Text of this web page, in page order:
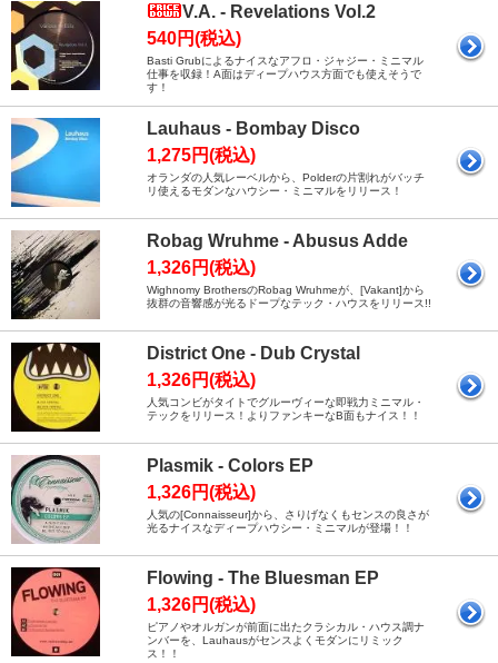
V.A. - Revelations Vol.2
540円(税込)
Basti Grubによるナイスなアフロ・ジャジー・ミニマル
仕事を収録！A面はディープハウス方面でも使えそうで
す！
Lauhaus - Bombay Disco
1,275円(税込)
オランダの人気レーベルから、Polderの片割れがバッチ
リ使えるモダンなハウシー・ミニマルをリリース！
Robag Wruhme - Abusus Adde
1,326円(税込)
Wighnomy BrothersのRobag Wruhmeが、[Vakant]から
抜群の音響感が光るドープなテック・ハウスをリリース!!
District One - Dub Crystal
1,326円(税込)
人気コンビがタイトでグルーヴィーな即戦力ミニマル・
テックをリリース！よりファンキーなB面もナイス！！
Plasmik - Colors EP
1,326円(税込)
人気の[Connaisseur]から、さりげなくもセンスの良さが
光るナイスなディープハウシー・ミニマルが登場！！
Flowing - The Bluesman EP
1,326円(税込)
ピアノやオルガンが前面に出たクラシカル・ハウス調ナ
ンバーを、Lauhausがセンスよくモダンにリミック
ス！！